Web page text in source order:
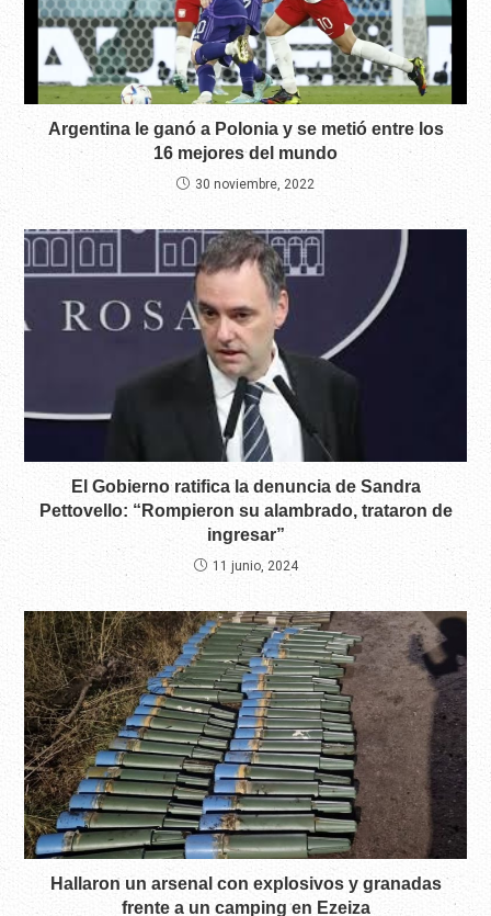
Argentina le ganó a Polonia y se metió entre los
16 mejores del mundo
30 noviembre, 2022
El Gobierno ratifica la denuncia de Sandra
Pettovello: “Rompieron su alambrado, trataron de
ingresar”
11 junio, 2024
Hallaron un arsenal con explosivos y granadas
frente a un camping en Ezeiza